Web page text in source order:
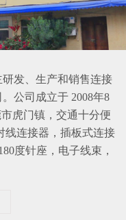
发、生产和销售连接
公司成立于 2008年8
虎门镇，交通十分便
线连接器，插板式连接
度针座，电子线束，